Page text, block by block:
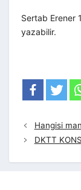
Sertab Erener
yazabilir.
Hangisi
DKTT